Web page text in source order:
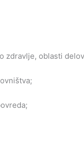
zdravlje, oblasti